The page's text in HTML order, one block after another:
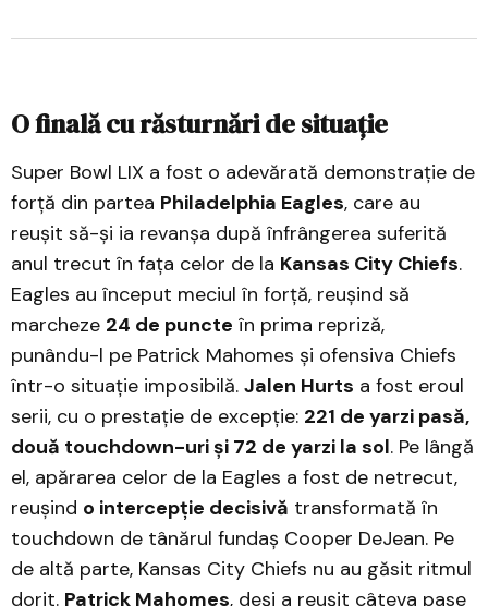
O finală cu răsturnări de situație
Super Bowl LIX a fost o adevărată demonstrație de
forță din partea Philadelphia Eagles, care au
reușit să-și ia revanșa după înfrângerea suferită
anul trecut în fața celor de la Kansas City Chiefs.
Eagles au început meciul în forță, reușind să
marcheze 24 de puncte în prima repriză,
punându-l pe Patrick Mahomes și ofensiva Chiefs
într-o situație imposibilă. Jalen Hurts a fost eroul
serii, cu o prestație de excepție: 221 de yarzi pasă,
două touchdown-uri și 72 de yarzi la sol. Pe lângă
el, apărarea celor de la Eagles a fost de netrecut,
reușind o intercepție decisivă transformată în
touchdown de tânărul fundaș Cooper DeJean. Pe
de altă parte, Kansas City Chiefs nu au găsit ritmul
dorit. Patrick Mahomes, deși a reușit câteva pase